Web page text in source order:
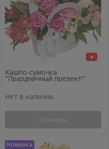
Кашпо-сумочка
"Праздничный презент!"
Нет в наличии
Уточнить